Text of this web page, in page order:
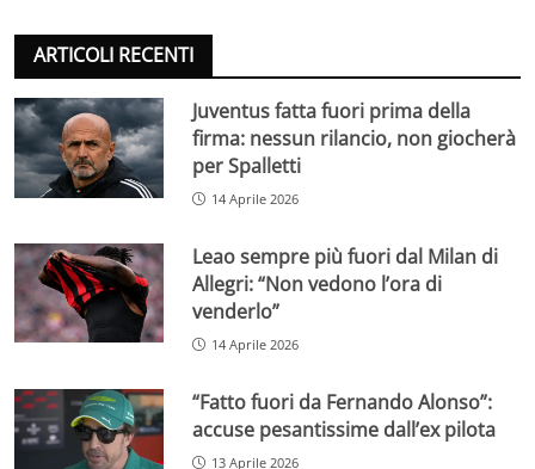
ARTICOLI RECENTI
Juventus fatta fuori prima della
firma: nessun rilancio, non giocherà
per Spalletti
14 Aprile 2026
Leao sempre più fuori dal Milan di
Allegri: “Non vedono l’ora di
venderlo”
14 Aprile 2026
“Fatto fuori da Fernando Alonso”:
accuse pesantissime dall’ex pilota
13 Aprile 2026